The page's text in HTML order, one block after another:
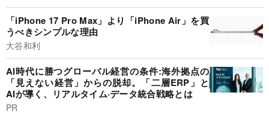
「iPhone 17 Pro Max」より「iPhone Air」を買
うべきシンプルな理由
大谷和利
AI時代に勝つグローバル経営の条件:海外拠点の
「見えない経営」からの脱却。「二層ERP」と
AIが導く、リアルタイム·データ統合戦略とは
PR